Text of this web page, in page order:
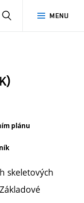
MENU
plánu
skeletových